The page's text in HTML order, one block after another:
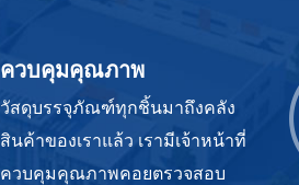
ควบคุมคุณภาพ
วัสดุบรรจุภัณฑ์ทุกชิ้นมาถึงคลัง
สินค้าของเราแล้ว เรามีเจ้าหน้าที่
ควบคุมคุณภาพคอยตรวจสอบ